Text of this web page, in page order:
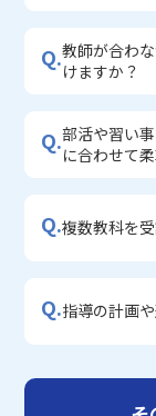
Q.教師が合わ
けますか？
Q.部活や習い
に合わせて
Q.複数教科を
Q.指導の計画